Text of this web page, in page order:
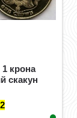
крона
скакун